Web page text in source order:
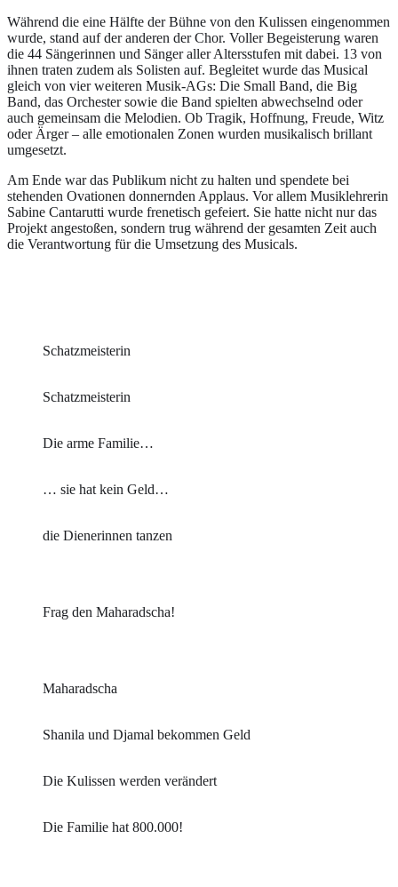
Während die eine Hälfte der Bühne von den Kulissen eingenommen
wurde, stand auf der anderen der Chor. Voller Begeisterung waren
die 44 Sängerinnen und Sänger aller Altersstufen mit dabei. 13 von
ihnen traten zudem als Solisten auf. Begleitet wurde das Musical
gleich von vier weiteren Musik-AGs: Die Small Band, die Big
Band, das Orchester sowie die Band spielten abwechselnd oder
auch gemeinsam die Melodien. Ob Tragik, Hoffnung, Freude, Witz
oder Ärger – alle emotionalen Zonen wurden musikalisch brillant
umgesetzt.
Am Ende war das Publikum nicht zu halten und spendete bei
stehenden Ovationen donnernden Applaus. Vor allem Musiklehrerin
Sabine Cantarutti wurde frenetisch gefeiert. Sie hatte nicht nur das
Projekt angestoßen, sondern trug während der gesamten Zeit auch
die Verantwortung für die Umsetzung des Musicals.
Schatzmeisterin
Schatzmeisterin
Die arme Familie…
… sie hat kein Geld…
die Dienerinnen tanzen
Frag den Maharadscha!
Maharadscha
Shanila und Djamal bekommen Geld
Die Kulissen werden verändert
Die Familie hat 800.000!